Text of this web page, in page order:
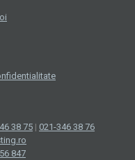
38 75 | 021-346 38 76
847